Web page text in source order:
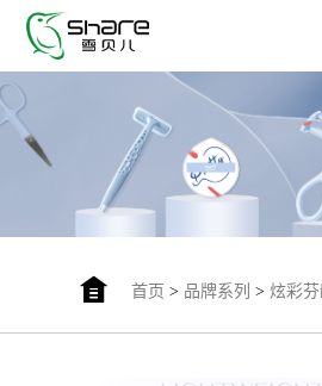
首页 > 品牌系列 > 炫彩